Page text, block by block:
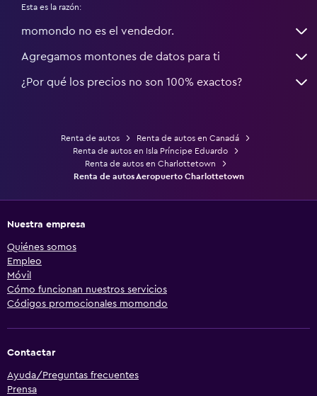
Esta es la razón:
momondo no es el vendedor.
Agregamos montones de datos para ti
¿Por qué los precios no son 100% exactos?
Renta de autos
Renta de autos en Canadá
Renta de autos en Isla Príncipe Eduardo
Renta de autos en Charlottetown
Renta de autos Aeropuerto Charlottetown
Nuestra empresa
Quiénes somos
Empleo
Móvil
Cómo funcionan nuestros servicios
Códigos promocionales momondo
Contactar
Ayuda/Preguntas frecuentes
Prensa